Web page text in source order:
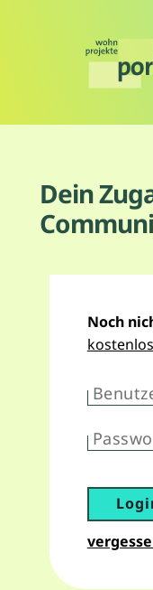
Dein
Noch